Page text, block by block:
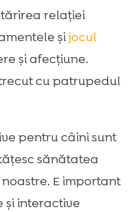
relației
șijocul
și afecțiune.
cu patrupedul
pentru câini sunt
sănătatea
E important
și interactive